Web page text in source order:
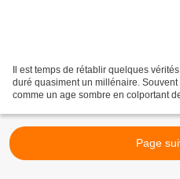
Il est temps de rétablir quelques
duré quasiment un millénaire.
comme un age sombre en colportant
Page